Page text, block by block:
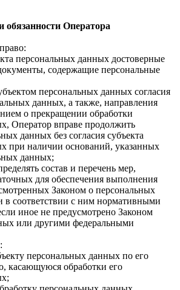
обязанности Оператора
персональных данных достоверные
содержащие персональные
персональных данных согласия
данных, а также, направления
о прекращении обработки
Оператор вправе продолжить
данных без согласия субъекта
при наличии оснований, указанных
данных;
состав и перечень мер,
для обеспечения выполнения
Законом о персональных
соответствии с ним нормативными
иное не предусмотрено Законом
или другими федеральными
персональных данных по его
касающуюся обработки его